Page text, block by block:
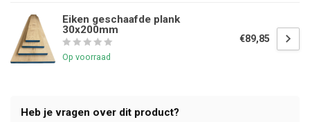
Eiken geschaafde plank
30x200mm
Op voorraad
€89,85
Heb je vragen over dit product?